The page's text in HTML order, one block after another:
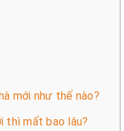
mới như thế nào?
thì mất bao lâu?